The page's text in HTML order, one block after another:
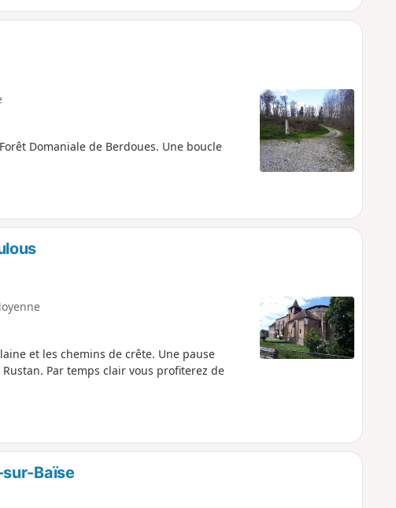
Domaniale de Berdoues. Une boucle
et les chemins de crête. Une pause
Par temps clair vous profiterez de
Baïse